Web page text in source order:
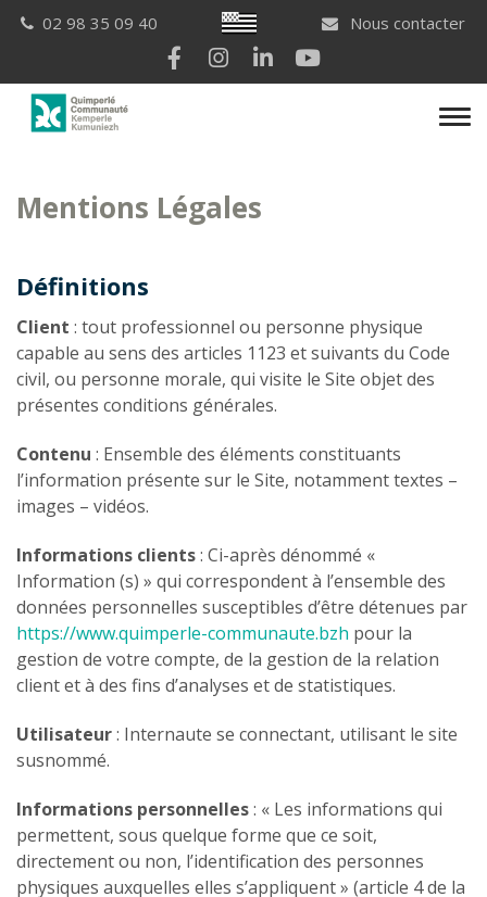
Breton
02 98 35 09 40
Nous contacter
Lien vers le compte Facebook
Lien vers le compte Instagram
Lien vers le compte
Mentions Légales
Définitions
Client : tout professionnel ou personne physique
capable au sens des articles 1123 et suivants du Code
civil, ou personne morale, qui visite le Site objet des
présentes conditions générales.
Contenu : Ensemble des éléments constituants
l’information présente sur le Site, notamment textes –
images – vidéos.
Informations clients: Ci-après dénommé «
Information (s) » qui correspondent à l’ensemble des
données personnelles susceptibles d’être détenues par
https://www.quimperle-communaute.bzh pour la
gestion de votre compte, de la gestion de la relation
client et à des fins d’analyses et de statistiques.
Utilisateur: Internaute se connectant, utilisant le site
susnommé.
Informations personnelles: « Les informations qui
permettent, sous quelque forme que ce soit,
directement ou non, l’identification des personnes
physiques auxquelles elles s’appliquent » (article 4 de la